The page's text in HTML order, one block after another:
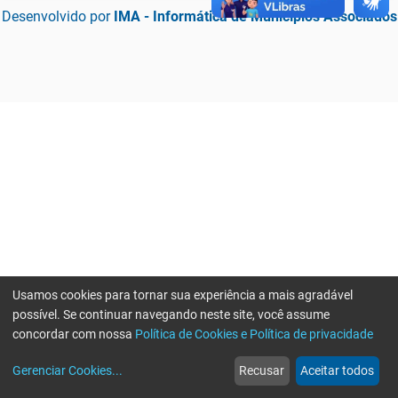
Desenvolvido por IMA - Informática de Municípios Associados
web
Notícias
more_horiz
Mais
Usamos cookies para tornar sua experiência a mais agradável
possível. Se continuar navegando neste site, você assume
concordar com nossa Política de Cookies e Política de privacidade
Gerenciar Cookies... Recusar Aceitar todos
Erro ao enviar informações, por favor tente novamente